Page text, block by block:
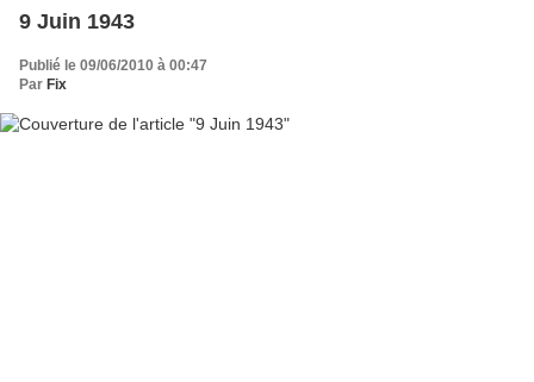
9 Juin 1943
Publié le 09/06/2010 à 00:47
Par Fix